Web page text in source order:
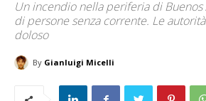
Un incendio nella periferia di
di persone senza corrente. Le
doloso
By Gianluigi Micelli